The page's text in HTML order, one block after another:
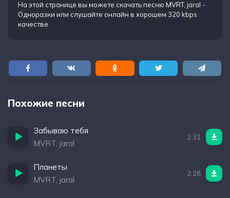
На этой странице вы можете скачать песню MVRT, jaral -
Одноразки или слушайте онлайн в хорошем 320 kbps
качестве
Похожие песни
Забываю тебя
MVRT, jaral
2:31
Планеты
MVRT, jaral
2:28